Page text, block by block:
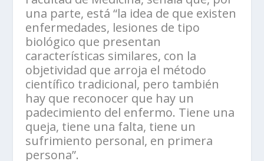
una parte, está “la idea de que existen
enfermedades, lesiones de tipo
biológico que presentan
características similares, con la
objetividad que arroja el método
científico tradicional, pero también
hay que reconocer que hay un
padecimiento del enfermo. Tiene una
queja, tiene una falta, tiene un
sufrimiento personal, en primera
persona”.